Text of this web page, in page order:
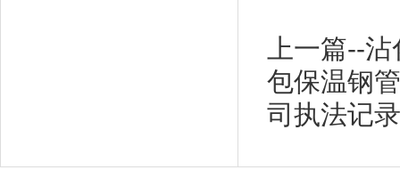
上一篇--
包保温钢
司执法记